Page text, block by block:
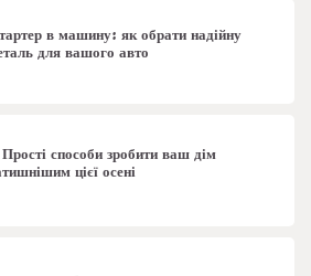
в машину: як обрати надійну
для вашого авто
способи зробити ваш дім
цієї осені